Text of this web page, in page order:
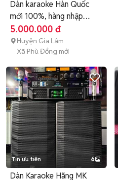
Dàn karaoke Hàn Quốc
mới 100%, hàng nhập
khẩu.
5.000.000 đ
Huyện Gia Lâm
Xã Phù Đổng mới
Tin ưu tiên 6
Dàn Karaoke Hãng MK